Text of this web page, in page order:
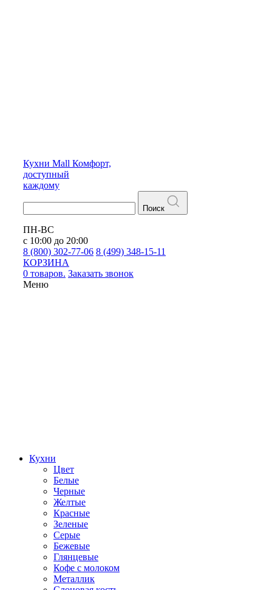
Кухни Mall Комфорт,
доступный
каждому
Поиск
ПН-ВС
с 10:00 до 20:00
8 (800) 302-77-06 8 (499) 348-15-11
КОРЗИНА
0 товаров. Заказать звонок
Меню
Кухни
Цвет
Белые
Черные
Желтые
Красные
Зеленые
Серые
Бежевые
Глянцевые
Кофе с молоком
Металлик